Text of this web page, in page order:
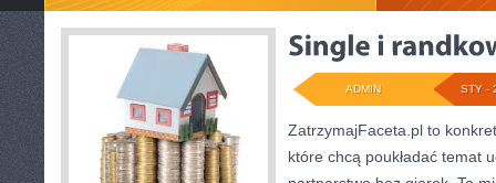
STY -
ADMIN
ZatrzymajFaceta.pl to
które chcą poukładać temat